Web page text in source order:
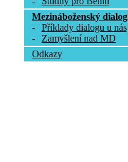
Mezináboženský dialog
-
Příklady dialogu u nás
-
Zamyšlení nad MD
Odkazy